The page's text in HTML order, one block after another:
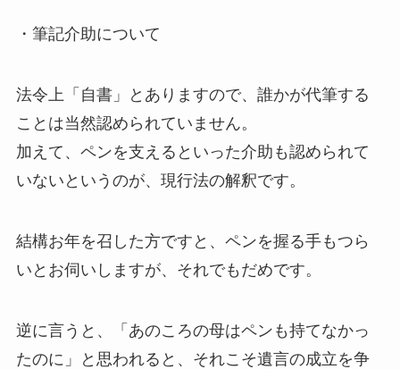
・筆記介助について
法令上「自書」とありますので、誰かが代筆する
ことは当然認められていません。
加えて、ペンを支えるといった介助も認められて
いないというのが、現行法の解釈です。
結構お年を召した方ですと、ペンを握る手もつら
いとお伺いしますが、それでもだめです。
逆に言うと、「あのころの母はペンも持てなかっ
たのに」と思われると、それこそ遺言の成立を争